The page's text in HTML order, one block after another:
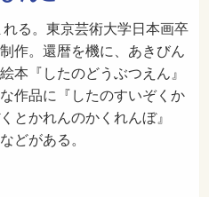
る。東京芸術大学日本画卒
作。還暦を機に、あきびん
本『したのどうぶつえん』
作品に『したのすいぞくか
とかれんのかくれんぼ』
どがある。